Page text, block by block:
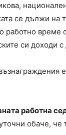
се дължи на
работно
си доходи
работна
обаче, че